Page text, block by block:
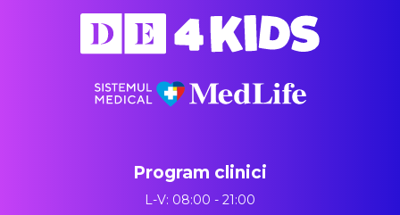
Program clinici
L-V: 08:00 - 21:00